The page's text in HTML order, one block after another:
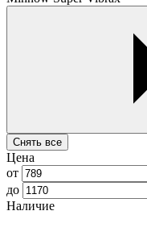
Снять все
Цена
от
до
Наличие